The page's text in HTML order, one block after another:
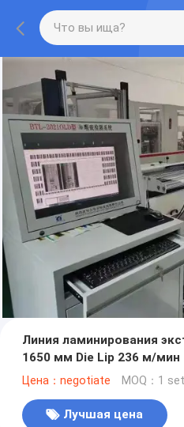
Линия ламинирования
1650 мм Die Lip 236 м/мин
Цена：negotiate MOQ：1 set
Лучшая цена